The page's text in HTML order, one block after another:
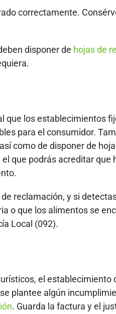
correctamente.
disponer de hojas de
que los establecimientos
para el consumidor.
como de disponer de
que podrás acreditar que
reclamación, y si
o que los alimentos se
Local (092).
el establecimiento
plantee algún
. Guarda la factura y el